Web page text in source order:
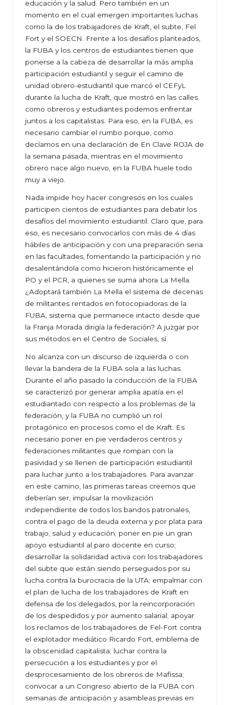
educación y la salud. Pero también en un
momento en el cual emergen importantes luchas
como la de los trabajadores de Kraft, el subte, Fel
Fort y el SOECN. Frente a los desafíos planteados,
la FUBA y los centros de estudiantes tienen que
ponerse a la cabeza de desarrollar la más amplia
participación estudiantil y seguir el camino de
unidad obrero-estudiantil que marcó el CEFyL
durante la lucha de Kraft, que mostró en las calles
como obreros y estudiantes podemos enfrentar
juntos a los capitalistas. Para eso, en la FUBA, es
necesario cambiar el rumbo porque, como
decíamos en una declaración de En Clave ROJA de
la semana pasada, mientras en el movimiento
obrero nace algo nuevo, en la FUBA huele todo
muy a viejo.
Nada impide hoy hacer congresos en los cuales
participen cientos de estudiantes para debatir los
desafíos del movimiento estudiantil. Claro que, para
eso, es necesario convocarlos con más de 4 días
hábiles de anticipación y con una preparación seria
en las facultades, fomentando la participación y no
desalentándola como hicieron históricamente el
PO y el PCR, a quienes se suma ahora La Mella.
¿Adoptará también La Mella el sistema de decenas
de militantes rentados en fotocopiadoras de la
FUBA, sistema que permanece intacto desde que
la Franja Morada dirigía la federación? A juzgar por
sus métodos en el Centro de Sociales, sí.
No alcanza con un discurso de izquierda o con
llevar la bandera de la FUBA sola a las luchas.
Durante el año pasado la conducción de la FUBA
se caracterizó por generar amplia apatía en el
estudiantado con respecto a los problemas de la
federación, y la FUBA no cumplió un rol
protagónico en procesos como el de Kraft. Es
necesario poner en pie verdaderos centros y
federaciones militantes que rompan con la
pasividad y se llenen de participación estudiantil
para luchar junto a los trabajadores. Para avanzar
en este camino, las primeras tareas creemos que
deberían ser, impulsar la movilización
independiente de todos los bandos patronales,
contra el pago de la deuda externa y por plata para
trabajo, salud y educación; poner en pie un gran
apoyo estudiantil al paro docente en curso;
desarrollar la solidaridad activa con los trabajadores
del subte que están siendo perseguidos por su
lucha contra la burocracia de la UTA; empalmar con
el plan de lucha de los trabajadores de Kraft en
defensa de los delegados, por la reincorporación
de los despedidos y por aumento salarial; apoyar
los reclamos de los trabajadores de Fel-Fort contra
el explotador mediático Ricardo Fort, emblema de
la obscenidad capitalista; luchar contra la
persecución a los estudiantes y por el
desprocesamiento de los obreros de Mafissa;
convocar a un Congreso abierto de la FUBA con
semanas de anticipación y asambleas previas en